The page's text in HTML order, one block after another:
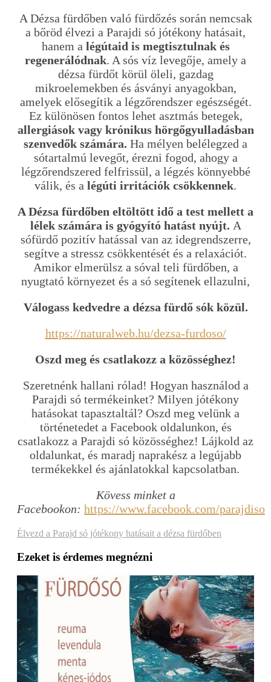
A Dézsa fürdőben való fürdőzés során nemcsak
a bőröd élvezi a Parajdi só jótékony hatásait,
hanem a légútaid is megtisztulnak és
regenerálódnak. A sós víz levegője, amely a
dézsa fürdőt körül öleli, gazdag
mikroelemekben és ásványi anyagokban,
amelyek elősegítik a légzőrendszer egészségét.
Ez különösen fontos lehet asztmás betegek,
allergiások vagy krónikus hörgőgyulladásban
szenvedők számára. Ha mélyen belélegzed a
sótartalmú levegőt, érezni fogod, ahogy a
légzőrendszered felfrissül, a légzés könnyebbé
válik, és a légúti irritációk csökkennek.
A Dézsa fürdőben eltöltött idő a test mellett a
lélek számára is gyógyító hatást nyújt. A
sófürdő pozitív hatással van az idegrendszerre,
segítve a stressz csökkentését és a relaxációt.
Amikor elmerülsz a sóval teli fürdőben, a
nyugtató környezet és a só segítenek ellazulni,
Válogass kedvedre a dézsa fürdő sók közül.
https://naturalweb.hu/dezsa-furdoso/
Oszd meg és csatlakozz a közösséghez!
Szeretnénk hallani rólad! Hogyan használod a
Parajdi só termékeinket? Milyen jótékony
hatásokat tapasztaltál? Oszd meg velünk a
történetedet a Facebook oldalunkon, és
csatlakozz a Parajdi só közösséghez! Lájkold az
oldalunkat, és maradj naprakész a legújabb
termékekkel és ajánlatokkal kapcsolatban.
Kövess minket a
Facebookon: https://www.facebook.com/parajdiso
Élvezd a Parajd só jótékony hatásait a dézsa fürdőben
Ezeket is érdemes megnézni